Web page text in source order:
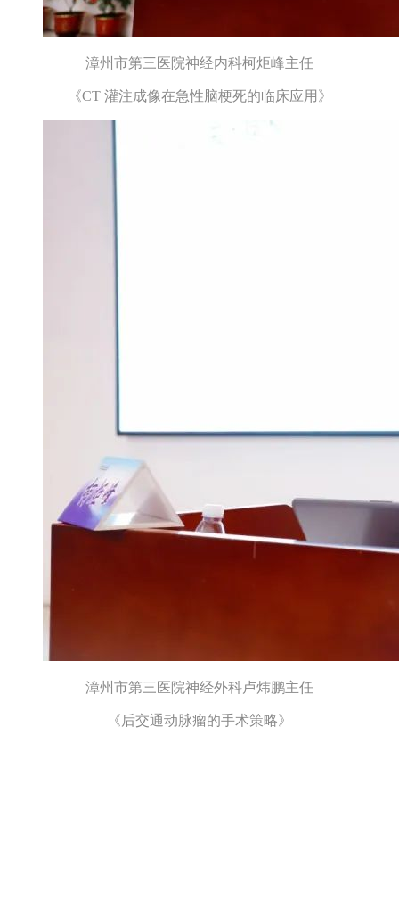
漳州市第三医院神经内科柯炬峰主任
《CT 灌注成像在急性脑梗死的临床应用》
漳州市第三医院神经外科卢炜鹏主任
《后交通动脉瘤的手术策略》